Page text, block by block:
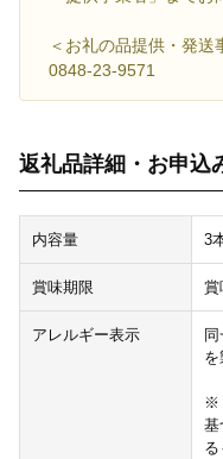
＜お礼の品提供・発送
0848-23-9571
返礼品詳細・お申込
内容量 3
賞味期限 賞
アレルギー表示
を
※
基
る